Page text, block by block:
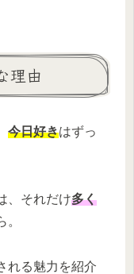
理由
今日好きはずっ
、それだけ多く
。
れる魅力を紹介